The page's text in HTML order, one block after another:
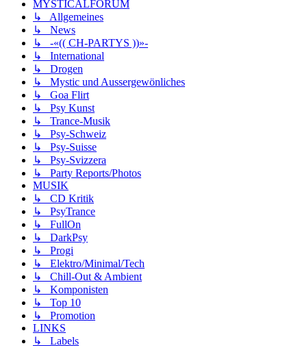
MYSTICALFORUM
↳ Allgemeines
↳ News
↳ -«(( CH-PARTYS ))»-
↳ International
↳ Drogen
↳ Mystic und Aussergewönliches
↳ Goa Flirt
↳ Psy Kunst
↳ Trance-Musik
↳ Psy-Schweiz
↳ Psy-Suisse
↳ Psy-Svizzera
↳ Party Reports/Photos
MUSIK
↳ CD Kritik
↳ PsyTrance
↳ FullOn
↳ DarkPsy
↳ Progi
↳ Elektro/Minimal/Tech
↳ Chill-Out & Ambient
↳ Komponisten
↳ Top 10
↳ Promotion
LINKS
↳ Labels